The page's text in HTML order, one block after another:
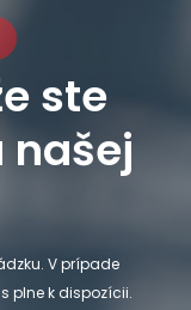
ste
našej
V prípade
plne k dispozícii.